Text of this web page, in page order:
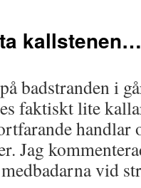
kallstenen…
badstranden i
faktiskt lite
handlar
Jag
vid